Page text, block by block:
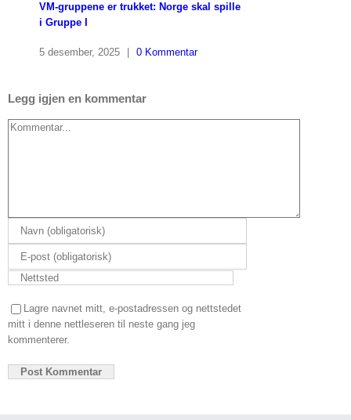
VM-gruppene er trukket: Norge skal spille
i Gruppe I
5 desember, 2025 | 0 Kommentar
Legg igjen en kommentar
Comment
Lagre navnet mitt, e-postadressen og nettstedet
mitt i denne nettleseren til neste gang jeg
kommenterer.